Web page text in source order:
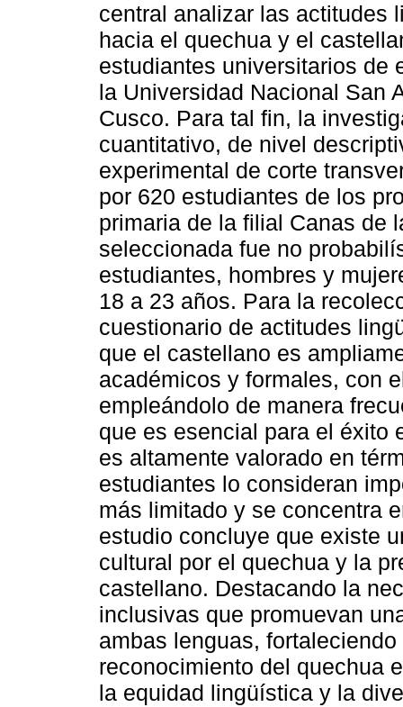
central analizar las actitudes
hacia el quechua y el
estudiantes universitarios de
la Universidad Nacional San
Cusco. Para tal fin, la
cuantitativo, de nivel
experimental de corte
por 620 estudiantes de los
primaria de la filial Canas de
seleccionada fue no
estudiantes, hombres y
18 a 23 años. Para la
cuestionario de actitudes
que el castellano es
académicos y formales, con
empleándolo de manera
que es esencial para el éxito
es altamente valorado en
estudiantes lo consideran
más limitado y se concentra
estudio concluye que existe
cultural por el quechua y la
castellano. Destacando la
inclusivas que promuevan
ambas lenguas,
reconocimiento del quechua
la equidad lingüística y la